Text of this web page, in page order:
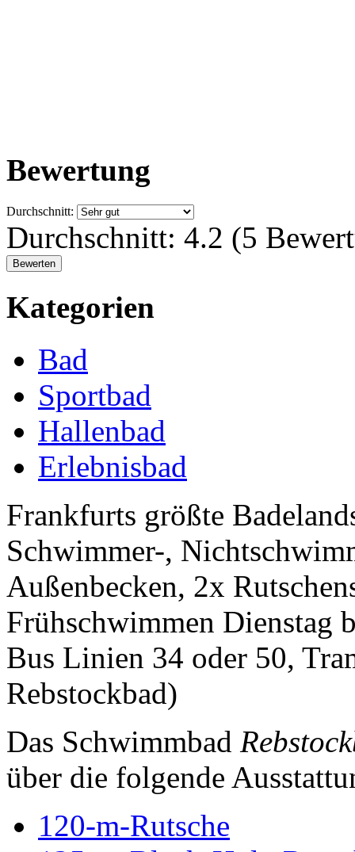
Bewertung
Durchschnitt:
Durchschnitt: 4.2 (5
Kategorien
Bad
Sportbad
Hallenbad
Erlebnisbad
Frankfurts größte
Schwimmer-,
Außenbecken, 2x
Frühschwimmen Dienstag
Bus Linien 34 oder 50,
Rebstockbad)
Das Schwimmbad
über die folgende
120-m-Rutsche